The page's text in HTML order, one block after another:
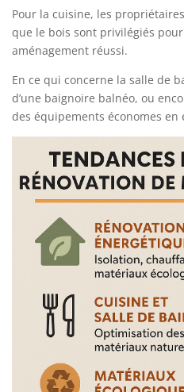
Pour la cuisine, les
que le bois sont privilégiés
aménagement réussi.
En ce qui concerne la salle de
d’une baignoire balnéo, ou
des équipements économes